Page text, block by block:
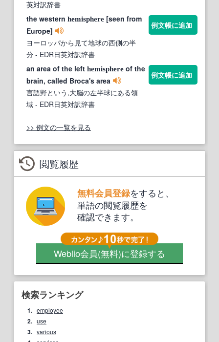
英対訳辞書
the western hemisphere [seen from
Europe]
ヨーロッパから見て地球の西側の半
分 - EDR日英対訳辞書
例文帳に追加
an area of the left hemisphere of the
brain, called Broca's area
言語野という,大脳の左半球にある領
域 - EDR日英対訳辞書
例文帳に追加
>> 例文の一覧を見る
閲覧履歴
無料会員登録をすると、
単語の閲覧履歴を
確認できます。
Weblio会員(無料)に登録する
検索ランキング
1. employee
2. use
3. various